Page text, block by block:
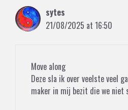
sytes
21/08/2025 at 16:50
Move along
Deze sla ik over veelste veel
maker in mij bezit die we niet